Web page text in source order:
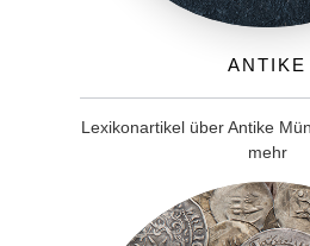
Antike
Lexikonartikel über Antike
mehr